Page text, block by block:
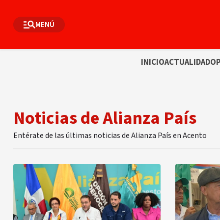
MENÚ
INICIOACTUALIDAD
Noticias de Alianza País
Entérate de las últimas noticias de Alianza País en Acento